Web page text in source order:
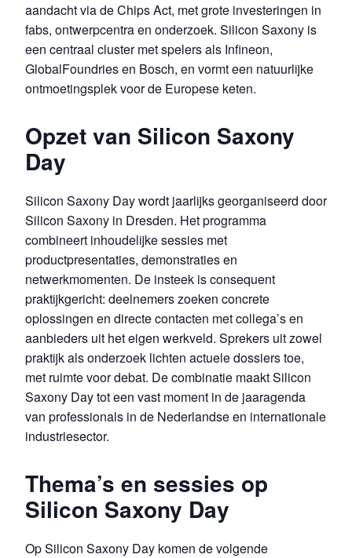
aandacht via de Chips Act, met grote investeringen in
fabs, ontwerpcentra en onderzoek. Silicon Saxony is
een centraal cluster met spelers als Infineon,
GlobalFoundries en Bosch, en vormt een natuurlijke
ontmoetingsplek voor de Europese keten.
Opzet van Silicon Saxony
Day
Silicon Saxony Day wordt jaarlijks georganiseerd door
Silicon Saxony in Dresden. Het programma
combineert inhoudelijke sessies met
productpresentaties, demonstraties en
netwerkmomenten. De insteek is consequent
praktijkgericht: deelnemers zoeken concrete
oplossingen en directe contacten met collega’s en
aanbieders uit het eigen werkveld. Sprekers uit zowel
praktijk als onderzoek lichten actuele dossiers toe,
met ruimte voor debat. De combinatie maakt Silicon
Saxony Day tot een vast moment in de jaaragenda
van professionals in de Nederlandse en internationale
industriesector.
Thema’s en sessies op
Silicon Saxony Day
Op Silicon Saxony Day komen de volgende